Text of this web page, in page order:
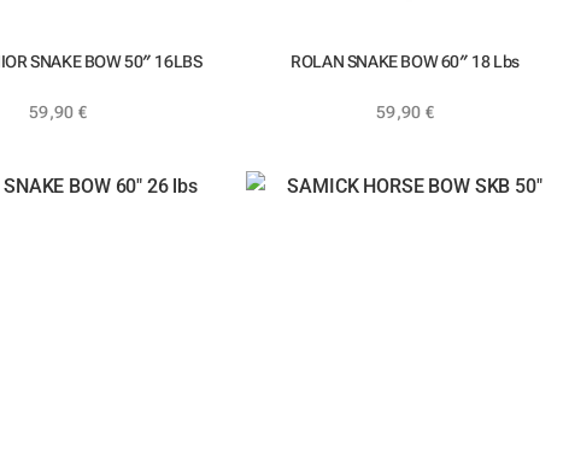
59,90 €
SNAKE BOW 50″ 16LBS
59,90 €
ROLAN SNAKE BOW 60″ 18 Lbs